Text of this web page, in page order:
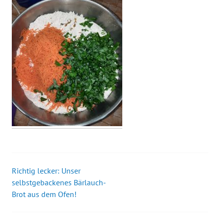
Beitrags-
Navigation
Richtig lecker: Unser
selbstgebackenes Bärlauch-
Brot aus dem Ofen!